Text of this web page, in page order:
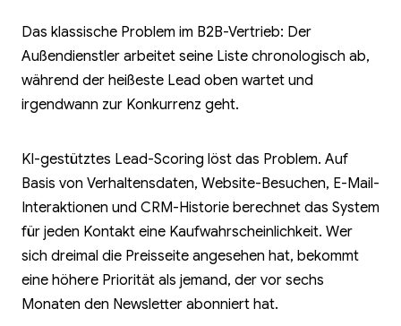
Das klassische Problem im B2B-Vertrieb: Der
Außendienstler arbeitet seine Liste chronologisch ab,
während der heißeste Lead oben wartet und
irgendwann zur Konkurrenz geht.
KI-gestütztes Lead-Scoring löst das Problem. Auf
Basis von Verhaltensdaten, Website-Besuchen, E-Mail-
Interaktionen und CRM-Historie berechnet das System
für jeden Kontakt eine Kaufwahrscheinlichkeit. Wer
sich dreimal die Preisseite angesehen hat, bekommt
eine höhere Priorität als jemand, der vor sechs
Monaten den Newsletter abonniert hat.